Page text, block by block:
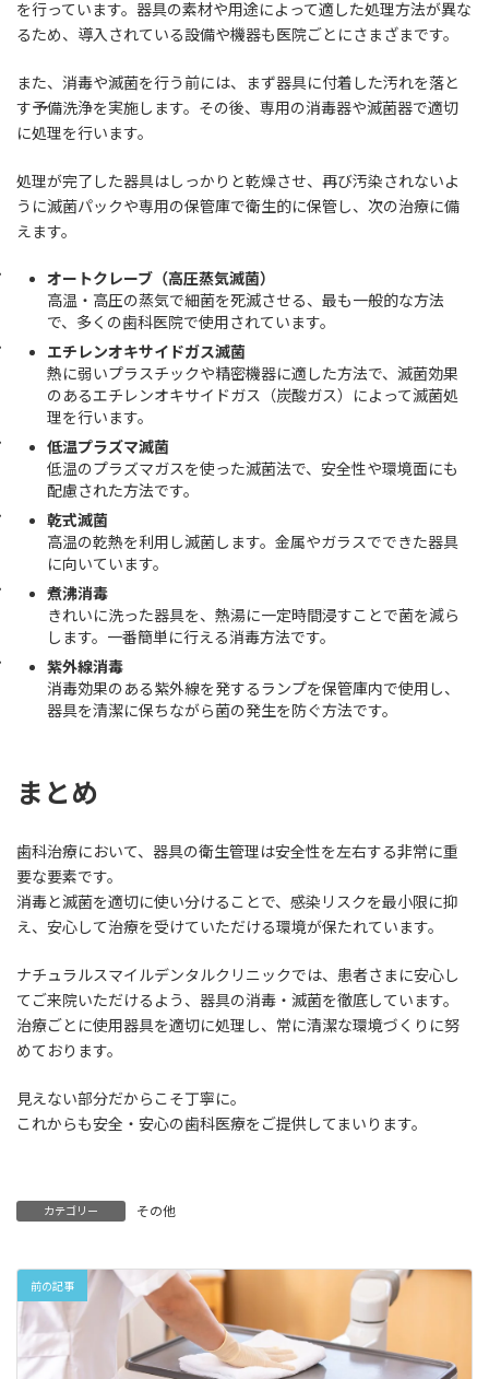
を行っています。器具の素材や用途によって適した処理方法が異な
るため、導入されている設備や機器も医院ごとにさまざまです。
また、消毒や滅菌を行う前には、まず器具に付着した汚れを落と
す予備洗浄を実施します。その後、専用の消毒器や滅菌器で適切
に処理を行います。
処理が完了した器具はしっかりと乾燥させ、再び汚染されないよ
うに滅菌パックや専用の保管庫で衛生的に保管し、次の治療に備
えます。
オートクレーブ（高圧蒸気滅菌）
高温・高圧の蒸気で細菌を死滅させる、最も一般的な方法
で、多くの歯科医院で使用されています。
エチレンオキサイドガス滅菌
熱に弱いプラスチックや精密機器に適した方法で、滅菌効果
のあるエチレンオキサイドガス（炭酸ガス）によって滅菌処
理を行います。
低温プラズマ滅菌
低温のプラズマガスを使った滅菌法で、安全性や環境面にも
配慮された方法です。
乾式滅菌
高温の乾熱を利用し滅菌します。金属やガラスでできた器具
に向いています。
煮沸消毒
きれいに洗った器具を、熱湯に一定時間浸すことで菌を減ら
します。一番簡単に行える消毒方法です。
紫外線消毒
消毒効果のある紫外線を発するランプを保管庫内で使用し、
器具を清潔に保ちながら菌の発生を防ぐ方法です。
まとめ
歯科治療において、器具の衛生管理は安全性を左右する非常に重
要な要素です。
消毒と滅菌を適切に使い分けることで、感染リスクを最小限に抑
え、安心して治療を受けていただける環境が保たれています。
ナチュラルスマイルデンタルクリニックでは、患者さまに安心し
てご来院いただけるよう、器具の消毒・滅菌を徹底しています。
治療ごとに使用器具を適切に処理し、常に清潔な環境づくりに努
めております。
見えない部分だからこそ丁寧に。
これからも安全・安心の歯科医療をご提供してまいります。
カテゴリー その他
前の記事